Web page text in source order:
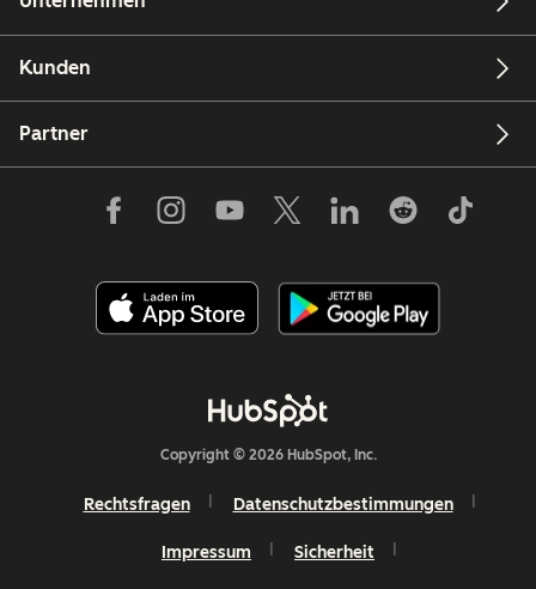
Kunden
Partner
Copyright © 2026 HubSpot, Inc.
Rechtsfragen Datenschutzbestimmungen
Impressum Sicherheit